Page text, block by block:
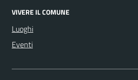
VIVERE IL COMUNE
Luoghi
Eventi